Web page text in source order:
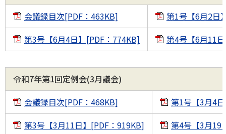
会議録目次[PDF：463KB]
第1号【6月2日
第3号【6月4日】[PDF：774KB]
第4号【6月11
令和7年第1回定例会(3月議会)
会議録目次[PDF：468KB]
第1号【3月4
第3号【3月11日】[PDF：919KB]
第4号【3月19